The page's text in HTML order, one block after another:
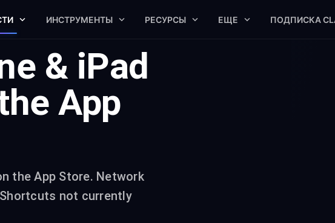
ИНСТРУМЕНТЫ РЕСУРСЫ ЕЩЕ ПОДПИСКА
& iPad
App
the App Store. Network
not currently